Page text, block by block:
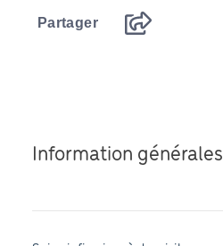
Partager
Information générales